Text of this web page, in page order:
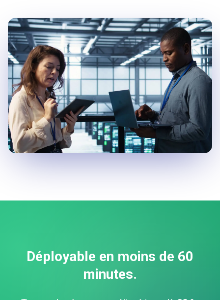
Déployable en moins de 60
minutes.